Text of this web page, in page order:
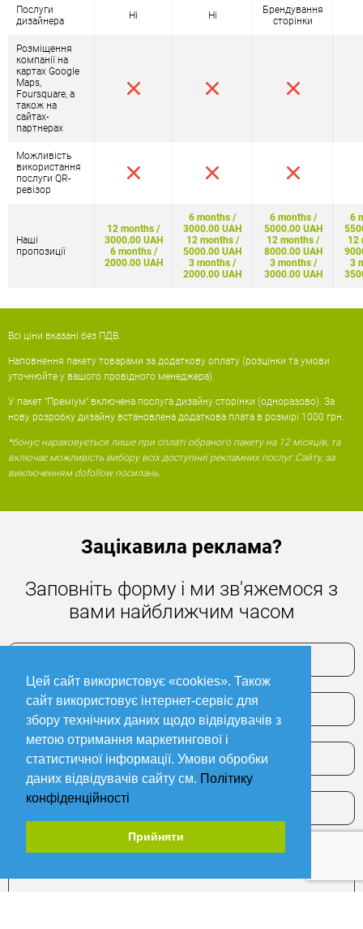
Цей сайт використовує «cookies». Також
сайт використовує інтернет-сервіс для
збору технічних даних щодо відвідувачів з
метою отримання маркетингової і
статистичної інформації. Умови обробки
даних відвідувачів сайту см. Політику
конфіденційності
Прийняти
Послуги
дизайнера
Ні Ні
Брендування
сторінки
Розміщення
компанії на
картах Google
Maps,
Foursquare, а
також на
сайтах-
партнерах
Можливість
використання
послуги QR-
ревізор
Наші
пропозиції
12 months /
3000.00 UAH
6 months /
2000.00 UAH
6 months /
3000.00 UAH
12 months /
5000.00 UAH
3 months /
2000.00 UAH
6 months /
5000.00 UAH
12 months /
8000.00 UAH
3 months /
3000.00 UAH
6
12
3
Всі ціни вказані без ПДВ.
Наповнення пакету товарами за додаткову оплату (розцінки та умови
уточнюйте у вашого провідного менеджера).
У пакет "Преміум" включена послуга дизайну сторінки (одноразово). За
нову розробку дизайну встановлена ​​додаткова плата в розмірі 1000 грн.
*бонус нараховується лише при сплаті обраного пакету на 12 місяців, та
включає можливість вибору всіх доступниї рекламних послуг Сайту, за
виключенням dofollow посилань.
Зацікавила реклама?
Заповніть форму і ми зв'яжемося з
вами найближчим часом